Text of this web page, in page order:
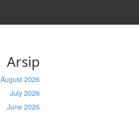
Arsip
August 2026
July 2026
June 2026